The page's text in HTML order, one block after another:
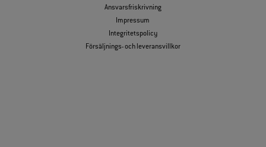
Ansvarsfriskrivning
Impressum
Integritetspolicy
Försäljnings- och leveransvillkor